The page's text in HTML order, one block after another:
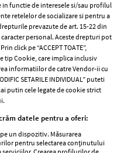
vecin instruit poate salva o
Vezi despre ce e vorba
functie de interesele si/sau profilul
retelelor de socializare si pentru a
prevazute de art. 15-22 din
personal. Aceste drepturi pot
Prin click pe “ACCEPT TOATE”,
tip Cookie, care implica inclusiv
informatiilor de catre Vendor-ii cu
SETARILE INDIVIDUAL” puteti
putin cele legate de cookie strict
datele pentru a oferi:
un dispozitiv. Măsurarea
pentru selectarea conținutului